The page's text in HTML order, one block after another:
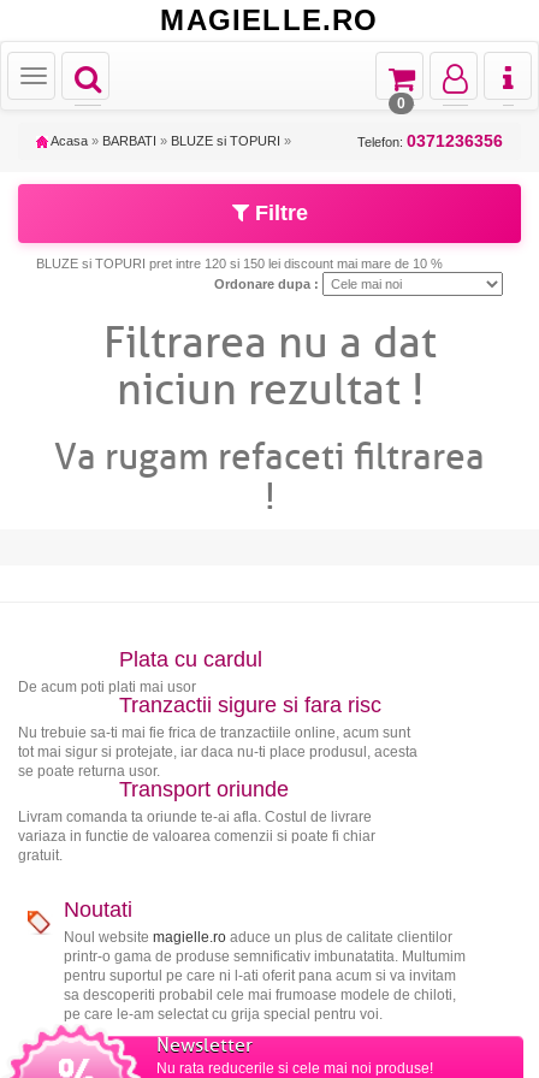
MAGIELLE.RO
Toggle
navigation
Toggle
Toggle
navigation
Toggle
navigation
Toggle
navigation
0
Acasa » BARBATI » BLUZE si TOPURI » Telefon: 0371236356
Filtre
BLUZE si TOPURI pret intre 120 si 150 lei discount mai mare de 10 %
Ordonare dupa :
Filtrarea nu a dat
niciun rezultat !
Va rugam refaceti filtrarea
!
Plata cu cardul
De acum poti plati mai usor
Tranzactii sigure si fara risc
Nu trebuie sa-ti mai fie frica de tranzactiile online, acum sunt
tot mai sigur si protejate, iar daca nu-ti place produsul, acesta
se poate returna usor.
Transport oriunde
Livram comanda ta oriunde te-ai afla. Costul de livrare
variaza in functie de valoarea comenzii si poate fi chiar
gratuit.
Noutati
Noul website magielle.roaduce un plus de calitate clientilor
printr-o gama de produse semnificativ imbunatatita. Multumim
pentru suportul pe care ni l-ati oferit pana acum si va invitam
sa descoperiti probabil cele mai frumoase modele de chiloti,
pe care le-am selectat cu grija special pentru voi.
Newsletter
Nu rata reducerile si cele mai noi produse!